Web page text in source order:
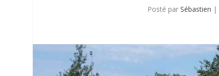
Posté parSébastien |